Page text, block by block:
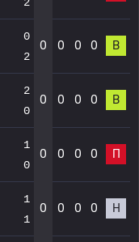
0
2
0 0 0 0 В
2
0
0 0 0 0 В
1
0
0 0 0 0 П
1
1
0 0 0 0 Н